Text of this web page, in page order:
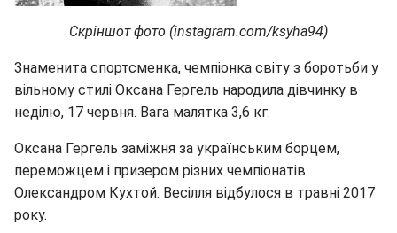
Скріншот фото (instagram.com/ksyha94)
Знаменита спортсменка, чемпіонка світу з боротьби у
вільному стилі Оксана Гергель народила дівчинку в
неділю, 17 червня. Вага малятка 3,6 кг.
Оксана Гергель заміжня за українським борцем,
переможцем і призером різних чемпіонатів
Олександром Кухтой. Весілля відбулося в травні 2017
року.